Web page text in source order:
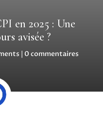
en 2025 : Une
avisée ?
| 0 commentaires